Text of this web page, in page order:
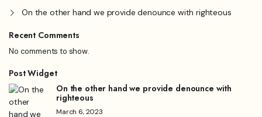
On the other hand we provide denounce with righteous
Recent Comments
No comments to show.
Post Widget
On the other hand we provide denounce with
righteous
March 6, 2023